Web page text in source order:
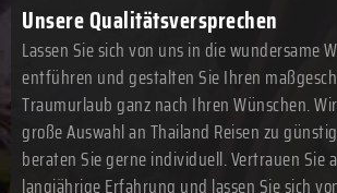
Unsere Qualitätsversprechen
Lassen Sie sich von uns in die wundersame
entführen und gestalten Sie Ihren
Traumurlaub ganz nach Ihren Wünschen.
große Auswahl an Thailand Reisen zu
beraten Sie gerne individuell. Vertrauen Sie
langjährige Erfahrung und lassen Sie sich